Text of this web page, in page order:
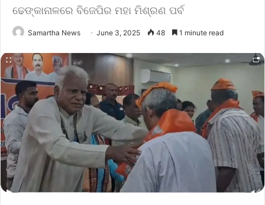
ଢେଙ୍କାନାଳରେ ବିଜେପିର ମହା ମିଶ୍ରଣ ପର୍ବ
Samartha News June 3, 2025 48 1 minute read